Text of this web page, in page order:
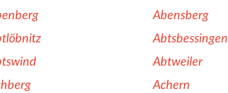
Abensberg
Abtsbessingen
Abtweiler
Achern